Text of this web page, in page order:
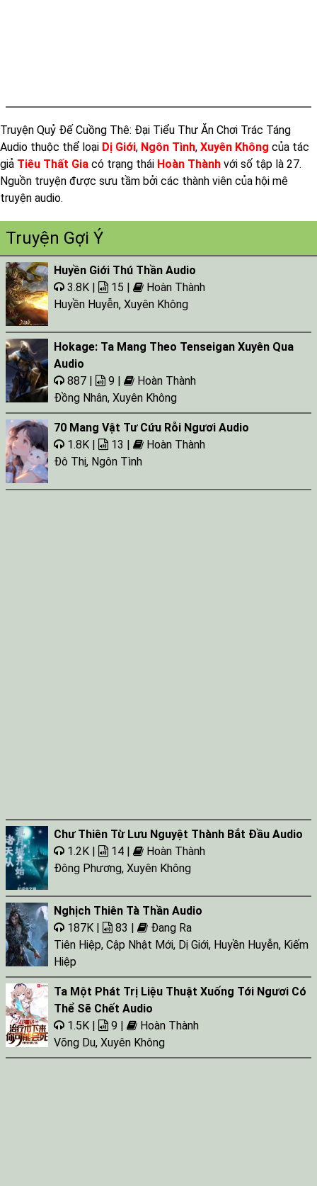
Tap 021 - 04:22:46
Tap 022 - 04:27:27
Tap 023 - 04:37:13
Tap 024 - 04:48:56
Tap 025 - 04:41:38
Tap 026 - 04:29:17
Tap 027 - 05:03:03
Truyện Quỷ Đế Cuồng Thê: Đại Tiểu Thư Ăn Chơi Trác Táng
Audio thuộc thể loại Dị Giới, Ngôn Tình, Xuyên Không của tác
giả Tiêu Thất Gia có trạng thái Hoàn Thành với số tập là 27.
Nguồn truyện được sưu tầm bởi các thành viên của hội mê
truyện audio.
Truyện Gợi Ý
Huyền Giới Thú Thần Audio
3.8K |
15 |
Hoàn Thành
Huyền Huyễn, Xuyên Không
Hokage: Ta Mang Theo Tenseigan Xuyên Qua
Audio
887 |
9 |
Hoàn Thành
Đồng Nhân, Xuyên Không
70 Mang Vật Tư Cứu Rỗi Ngươi Audio
1.8K |
13 |
Hoàn Thành
Đô Thị, Ngôn Tình
Chư Thiên Từ Lưu Nguyệt Thành Bắt Đầu Audio
1.2K |
14 |
Hoàn Thành
Đông Phương, Xuyên Không
Nghịch Thiên Tà Thần Audio
187K |
83 |
Đang Ra
Tiên Hiệp, Cập Nhật Mới, Dị Giới, Huyền Huyễn, Kiếm
Hiệp
Ta Một Phát Trị Liệu Thuật Xuống Tới Ngươi Có
Thể Sẽ Chết Audio
1.5K |
9 |
Hoàn Thành
Võng Du, Xuyên Không